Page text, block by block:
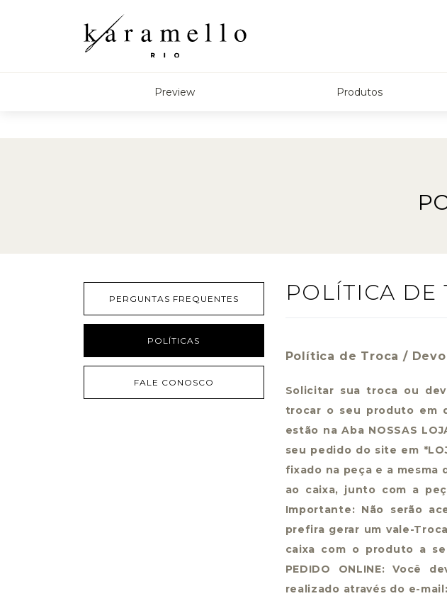
Preview Produtos
PERGUNTAS FREQUENTES
POLÍTICAS
FALE CONOSCO
POLÍTICA DE
Política de Troca /
Solicitar sua troca ou
trocar o seu produto em
estão na Aba NOSSAS
seu pedido do site em
fixado na peça e a mesma
ao caixa, junto com a
Importante: Não serão
prefira gerar um vale-
caixa com o produto a
PEDIDO ONLINE: Você
realizado através do e-